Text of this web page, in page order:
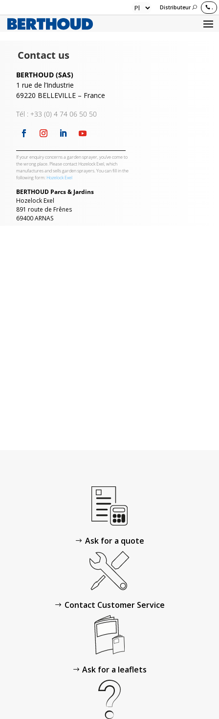
Distributeur .
Contact us
BERTHOUD (SAS)
1 rue de l’Industrie
69220 BELLEVILLE – France
Tél : +33 (0) 4 74 06 50 50
If your enquiry concerns a garden sprayer, you’ve come to
the wrong place. Please contact Hozelock Exel, which
manufactures and sells garden sprayers. You can fill in the
following form: Hozelock Exel
BERTHOUD Parcs & Jardins
Hozelock Exel
891 route de Frênes
69400 ARNAS
Ask for a quote
Contact Customer Service
Ask for a leaflets